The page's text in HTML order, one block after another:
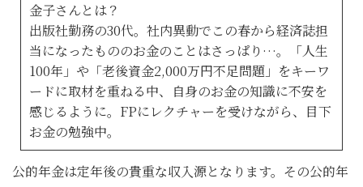
金子さんとは？
出版社勤務の30代。社内異動でこの春から経済誌担
当になったもののお金のことはさっぱり…。「人生
100年」や「老後資金2,000万円不足問題」をキーワ
ードに取材を重ねる中、自身のお金の知識に不安を
感じるように。FPにレクチャーを受けながら、目下
お金の勉強中。
公的年金は定年後の貴重な収入源となります。その公的年